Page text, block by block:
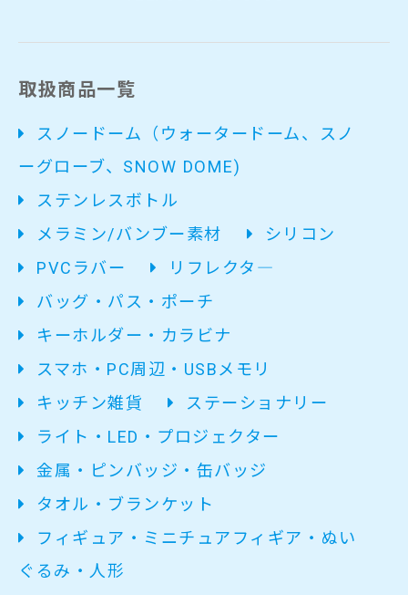
取扱商品一覧
スノードーム（ウォータードーム、スノ
ーグローブ、SNOW DOME)
ステンレスボトル
メラミン/バンブー素材
シリコン
PVCラバー
リフレクタ―
バッグ・パス・ポーチ
キーホルダー・カラビナ
スマホ・PC周辺・USBメモリ
キッチン雑貨
ステーショナリー
ライト・LED・プロジェクター
金属・ピンバッジ・缶バッジ
タオル・ブランケット
フィギュア・ミニチュアフィギア・ぬい
ぐるみ・人形